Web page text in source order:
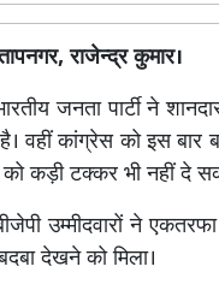
राजेन्द्र कुमार।
जनता पार्टी ने
वहीं कांग्रेस को इस
कड़ी टक्कर भी नहीं दे
उम्मीदवारों ने
देखने को मिला।